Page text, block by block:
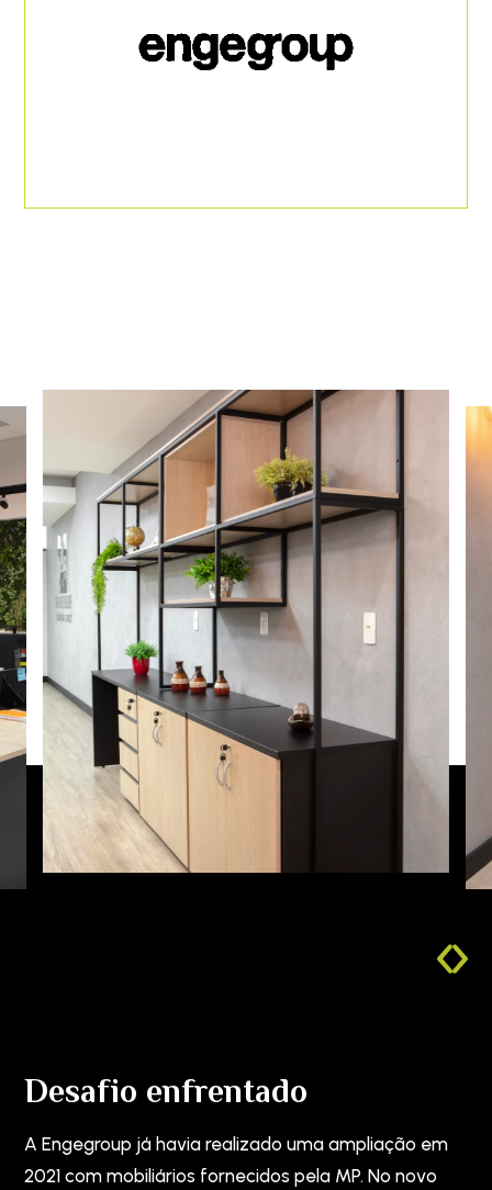
Desafio enfrentado
A Engegroup já havia realizado uma ampliação em
2021 com mobiliários fornecidos pela MP. No novo